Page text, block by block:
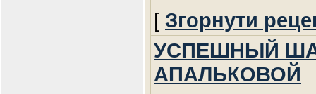
[ Згорнути
УСПЕШНЫЙ
АПАЛЬКОВОЙ